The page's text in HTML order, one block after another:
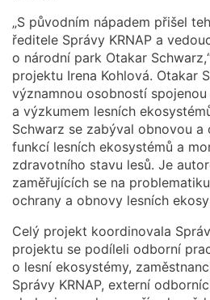
„S původním nápadem přišel
ředitele Správy KRNAP a
o národní park Otakar
projektu Irena Kohlová. Otakar
významnou osobností spojenou
a výzkumem lesních
Schwarz se zabýval obnovou
funkcí lesních ekosystémů a
zdravotního stavu lesů. Je
zaměřujících se na
ochrany a obnovy lesních
Celý projekt koordinovala
projektu se podíleli odborní
o lesní ekosystémy,
Správy KRNAP, externí